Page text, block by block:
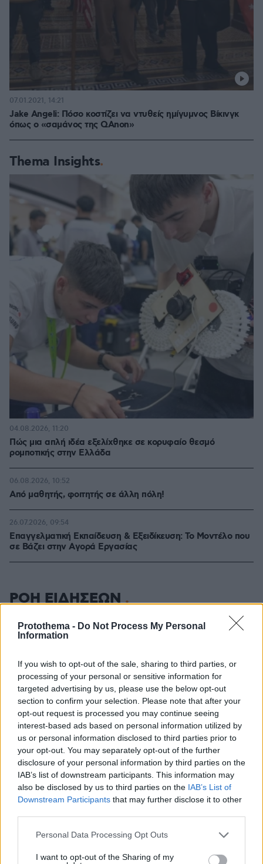
Protothema - Do Not Process My Personal
Information
If you wish to opt-out of the sale, sharing to third parties, or
processing of your personal or sensitive information for
targeted advertising by us, please use the below opt-out
section to confirm your selection. Please note that after your
opt-out request is processed you may continue seeing
interest-based ads based on personal information utilized by
us or personal information disclosed to third parties prior to
your opt-out. You may separately opt-out of the further
disclosure of your personal information by third parties on the
IAB’s list of downstream participants. This information may
also be disclosed by us to third parties on the IAB’s List of
Downstream Participants that may further disclose it to other
Please note that this website/app uses one or more Google
not limited to your visit or usage behaviour. You may click to
Personal Data Processing Opt Outs
I want to opt-out of the Sharing of my
Jake Angeli: Πόσο κοστίζει να ντυθείς ημίγυμνος Βίκινγκ
όπως ο «σαμάνος της QAnon»
07.01.2021, 14:21
Thema Insights
Πώς μια απλή ιδέα εξελίχθηκε σε κορυφαίο θεσμό
ρομποτικής στην Ελλάδα
04.08.2026, 11:20
Από μαθητής, φοιτητής σε άλλη πόλη!
06.08.2026, 10:52
Επαγγελματική Εκπαίδευση & Εξειδίκευση: Το Mοντέλο που
σε Bάζει στην Aγορά Eργασίας
26.07.2026, 09:54
ΡΟΗ ΕΙΔΗΣΕΩΝ
Ειδήσεις Δημοφιλή Σχολιασμένα
Πάργα: Εκεί που η ηπειρωτική Ελλάδα μοιάζει με νησί
Το πιο συχνό λάθος όταν ψωνίζουμε τρόφιμα το
καλοκαίρι – Και πώς να το αποφύγουμε
πριν 5 λεπτά
Πάνω από 50.000 Βορειοκορεάτες στρατιώτες θα
αναπτυχθούν στη Ρωσία, λέει ο Ζελένσκι
πριν 6 λεπτά
Τα σοβαρά λάθη που κάνουμε και επηρεάζεται η υγεία
του σκύλου μας
πριν 24 λεπτά
Ο Τομ Χόλαντ δάκρυσε όταν είδε τη Ζεντάγια στον
πριν 29 λεπτά
«Μπαϊράκι» του Νετανιάχου, απορρίπτει το ειρηνευτικό